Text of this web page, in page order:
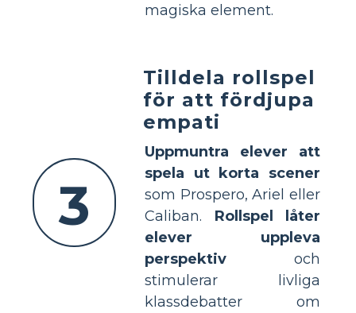
magiska element.
3
Tilldela rollspel
för att fördjupa
empati
Uppmuntra elever att
spela ut korta scener
som Prospero, Ariel eller
Caliban. Rollspel låter
elever uppleva
perspektiv och
stimulerar livliga
klassdebatter om